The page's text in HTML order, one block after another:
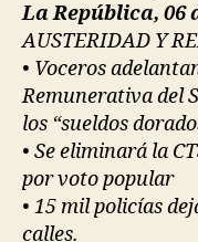
La República, 06
AUSTERIDAD Y
• Voceros
Remunerativa del
los “sueldos
• Se eliminará la
por voto popular
• 15 mil policías
calles.